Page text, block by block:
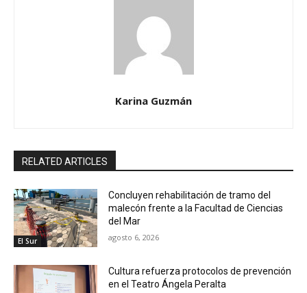
Karina Guzmán
RELATED ARTICLES
El Sur
Concluyen rehabilitación de tramo del
malecón frente a la Facultad de Ciencias
del Mar
agosto 6, 2026
Cultura refuerza protocolos de prevención
en el Teatro Ángela Peralta